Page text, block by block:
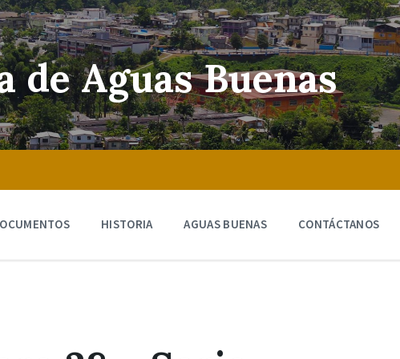
de Aguas Buenas
HISTORIA AGUAS BUENAS CONTÁCTANOS